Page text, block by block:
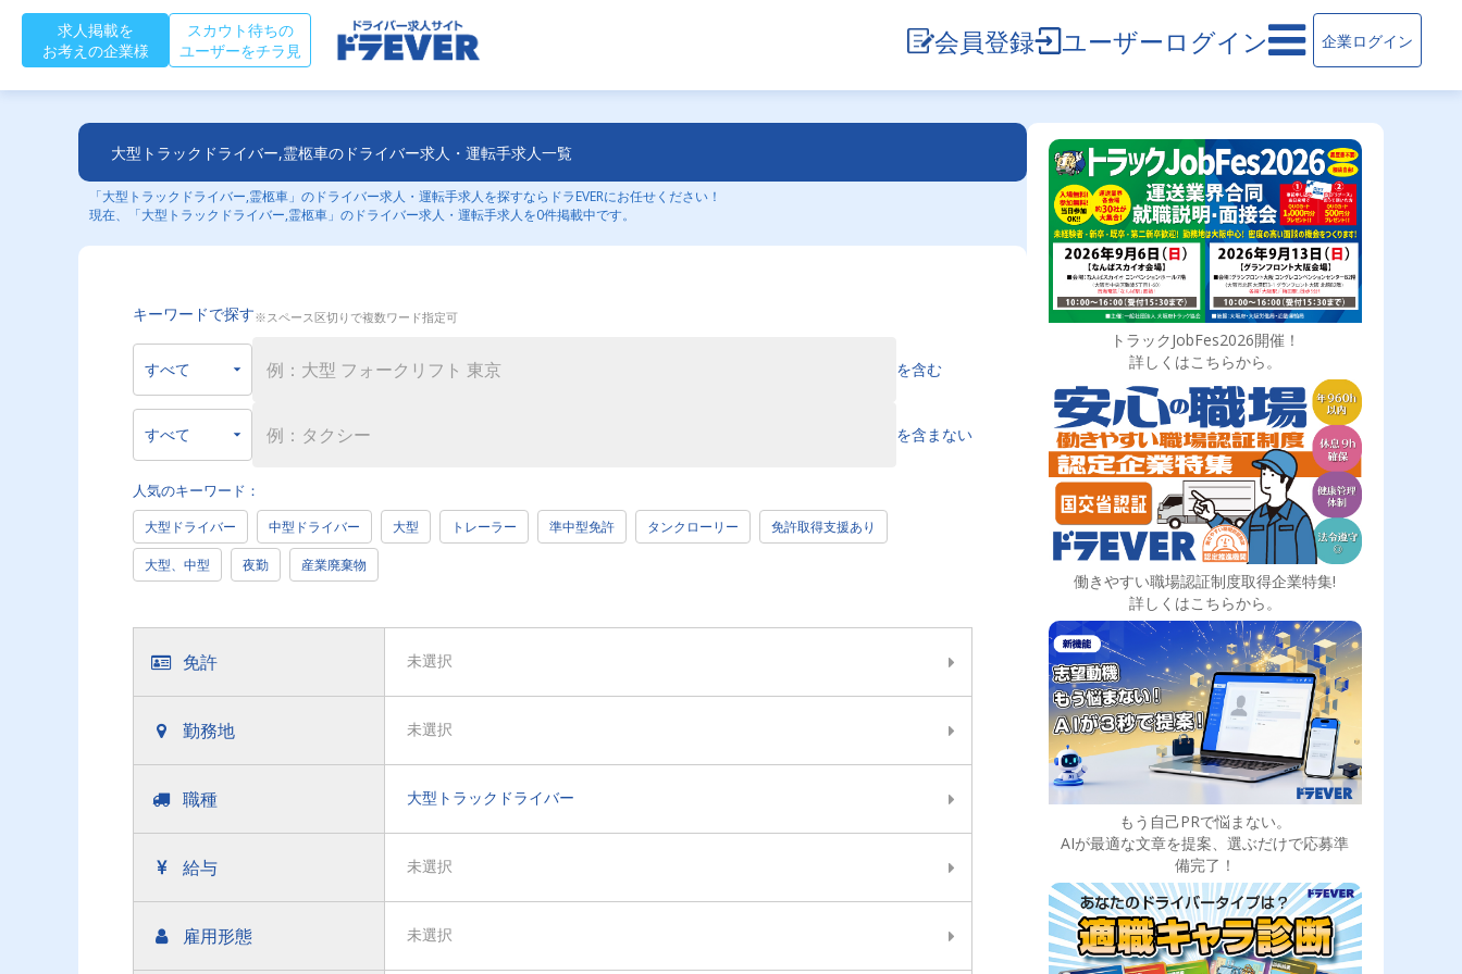
求人掲載を
お考えの企業様
スカウト待ちの
ユーザーをチラ見
会員登録 ユーザーログイン 企業ログイン
大型トラックドライバー,霊柩車のドライバー求人・運転手求人一覧
「大型トラックドライバー,霊柩車」のドライバー求人・運転手求人を探すならドラEVERにお任せください！
現在、「大型トラックドライバー,霊柩車」のドライバー求人・運転手求人を0件掲載中です。
キーワードで探す※スペース区切りで複数ワード指定可
を含む
を含まない
人気のキーワード：
大型ドライバー 中型ドライバー 大型 トレーラー 準中型免許 タンクローリー 免許取得支援あり
大型、中型 夜勤 産業廃棄物
免許 未選択
勤務地 未選択
職種 大型トラックドライバー
給与 未選択
雇用形態 未選択
トラックJobFes2026開催！
詳しくはこちらから。
働きやすい職場認証制度取得企業特集!
詳しくはこちらから。
もう自己PRで悩まない。
AIが最適な文章を提案、選ぶだけで応募準
備完了！